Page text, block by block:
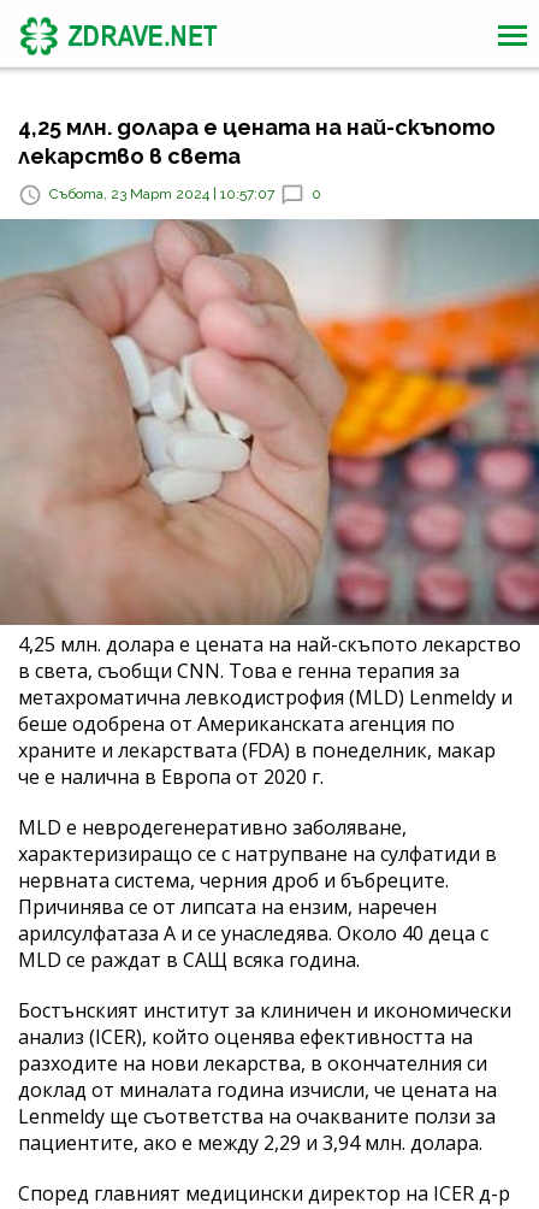
4,25 млн. долара е цената на най-скъпото
лекарство в света
Събота, 23 Март 2024 | 10:57:07 0
4,25 млн. долара е цената на най-скъпото лекарство
в света, съобщи CNN. Това е генна терапия за
метахроматична левкодистрофия (MLD) Lenmeldy и
беше одобрена от Американската агенция по
храните и лекарствата (FDA) в понеделник, макар
че е налична в Европа от 2020 г.
MLD е невродегенеративно заболяване,
характеризиращо се с натрупване на сулфатиди в
нервната система, черния дроб и бъбреците.
Причинява се от липсата на ензим, наречен
арилсулфатаза А и се унаследява. Около 40 деца с
MLD се раждат в САЩ всяка година.
Бостънският институт за клиничен и икономически
анализ (ICER), който оценява ефективността на
разходите на нови лекарства, в окончателния си
доклад от миналата година изчисли, че цената на
Lenmeldy ще съответства на очакваните ползи за
пациентите, ако е между 2,29 и 3,94 млн. долара.
Според главният медицински директор на ICER д-р